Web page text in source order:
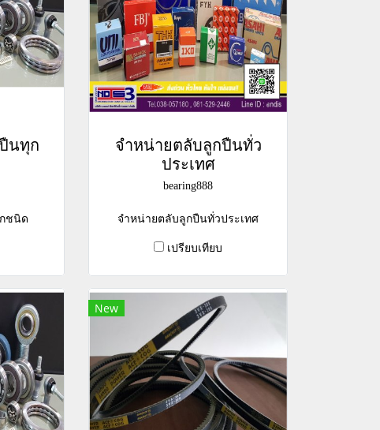
นทุก
ชนิด
จำหน่ายตลับลูกปืนทั่ว
ประเทศ
bearing888
จำหน่ายตลับลูกปืนทั่วประเทศ
เปรียบเทียบ
New